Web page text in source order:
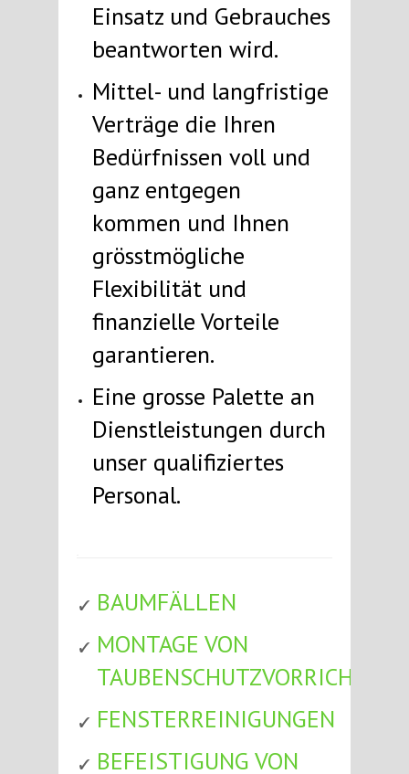
Einsatz und Gebrauches
beantworten wird.
Mittel- und langfristige
Verträge die Ihren
Bedürfnissen voll und
ganz entgegen
kommen und Ihnen
grösstmögliche
Flexibilität und
finanzielle Vorteile
garantieren.
Eine grosse Palette an
Dienstleistungen durch
unser qualifiziertes
Personal.
BAUMFÄLLEN
MONTAGE VON
FENSTERREINIGUNGEN
BEFEISTIGUNG VON